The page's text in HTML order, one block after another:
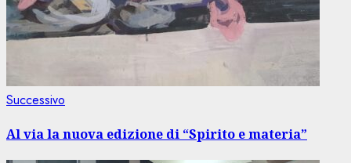
Successivo
Al via la nuova edizione di “Spirito e materia”